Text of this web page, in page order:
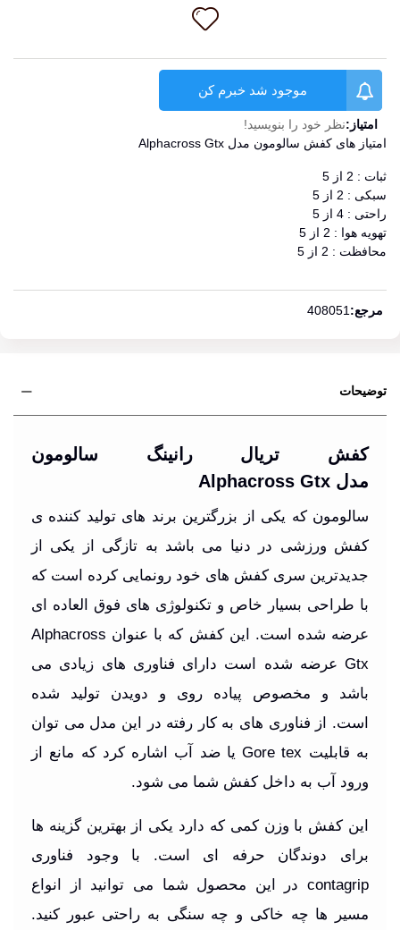
موجود شد خبرم کن
امتیاز:نظر خود را بنویسید!
امتیاز های کفش سالومون مدل Alphacross Gtx
ثبات : 2 از 5
سبکی : 2 از 5
راحتی : 4 از 5
تهویه هوا : 2 از 5
محافظت : 2 از 5
مرجع: 408051
توضیحات
کفش تریال رانینگ سالومون
مدل Alphacross Gtx
سالومون که یکی از بزرگترین برند های تولید کننده ی
کفش ورزشی در دنیا می باشد به تازگی از یکی از
جدیدترین سری کفش های خود رونمایی کرده است که
با طراحی بسیار خاص و تکنولوژی های فوق العاده ای
عرضه شده است. این کفش که با عنوان Alphacross
Gtx عرضه شده است دارای فناوری های زیادی می
باشد و مخصوص پیاده روی و دویدن تولید شده
است. از فناوری های به کار رفته در این مدل می توان
به قابلیت Gore texیا ضد آب اشاره کرد که مانع از
ورود آب به داخل کفش شما می شود.
این کفش با وزن کمی که دارد یکی از بهترین گزینه ها
برای دوندگان حرفه ای است. با وجود فناوری
contagrip در این محصول شما می توانید از انواع
مسیر ها چه خاکی و چه سنگی به راحتی عبور کنید.